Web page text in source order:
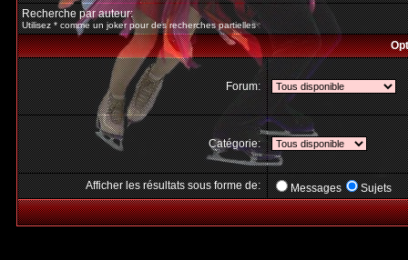
Recherche par auteur:
Utilisez * comme un joker pour des recherches partielles
Forum:
Catégorie:
Afficher les résultats sous forme de: Messages Sujets